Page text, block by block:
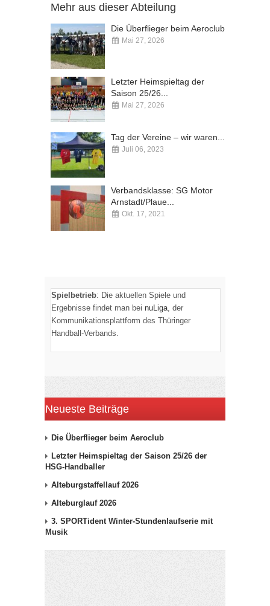
Mehr aus dieser Abteilung
Die Überflieger beim Aeroclub
Mai 27, 2026
Letzter Heimspieltag der
Saison 25/26...
Mai 27, 2026
Tag der Vereine – wir waren...
Juli 06, 2023
Verbandsklasse: SG Motor
Arnstadt/Plaue...
Okt. 17, 2021
Spielbetrieb: Die aktuellen Spiele und
Ergebnisse findet man bei nuLiga, der
Kommunikationsplattform des Thüringer
Handball-Verbands.
Neueste Beiträge
Die Überflieger beim Aeroclub
Letzter Heimspieltag der Saison 25/26 der
HSG-Handballer
Alteburgstaffellauf 2026
Alteburglauf 2026
3. SPORTident Winter-Stundenlaufserie mit
Musik